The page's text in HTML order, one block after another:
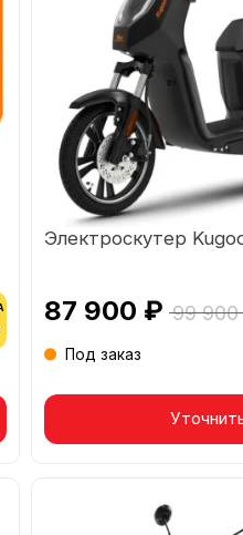
Товар в корзине
Электроскутер
87 900 ₽ 99
Под заказ